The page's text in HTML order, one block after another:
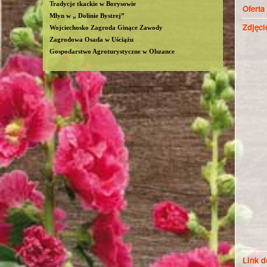
Link
Tradycje tkackie w Borysowie
Młyn w „ Dolinie Bystrej”
Wojciechosko Zagroda Ginące Zawody
Zagrodowa Osada w Uściążu
Gospodarstwo Agroturystyczne w Olszance